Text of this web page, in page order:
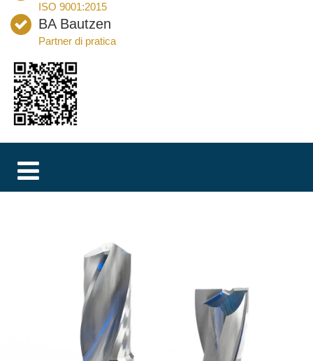
ISO 9001:2015
BA Bautzen
Partner di pratica